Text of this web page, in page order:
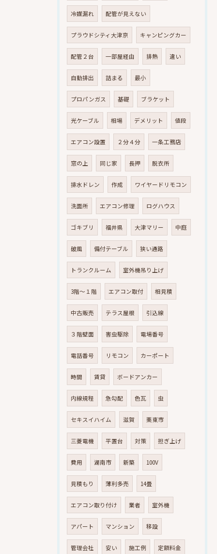
冷媒漏れ 配管が見えない
プラウドシティ大津京 キャンピングカー
配管２台 一部屋経由 排熱 違い
自動排出 詰まる 最小
プロパンガス 基礎 ブラケット
光ケーブル 相場 デメリット 値段
エアコン設置 ２分４分 一条工務店
窓の上 同じ家 長押 脱衣所
排水ドレン 作成 ワイヤードリモコン
洗面所 エアコン修理 ログハウス
ゴキブリ 福井県 大津マリー 中庭
破風 備付テーブル 狭い通路
トランクルーム 室外機吊り上げ
3階～１階 エアコン取付 相見積
中古販売 テラス屋根 引込線
３階壁面 害虫駆除 電場番号
電話番号 リモコン カーポート
時間 賃貸 ボードアンカー
内線規程 急勾配 色瓦 虫
セキスイハイム 滋賀 栗東市
三菱電機 平置台 対策 担ぎ上げ
費用 湖南市 新築 100V
見積もり 薄利多売 14畳
エアコン取り付け 業者 室外機
アパート マンション 移設
管理会社 安い 施工例 定額料金